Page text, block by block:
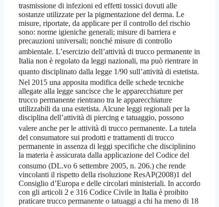
trasmissione di infezioni ed effetti tossici dovuti alle
sostanze utilizzate per la pigmentazione del derma. Le
misure, riportate, da applicare per il controllo del rischio
sono: norme igieniche generali; misure di barriera e
precauzioni universali; nonché misure di controllo
ambientale. L’esercizio dell’attività di trucco permanente in
Italia non è regolato da leggi nazionali, ma può rientrare in
quanto disciplinato dalla legge 1/90 sull’attività di estetista.
Nel 2015 una apposita modifica delle schede tecniche
allegate alla legge sancisce che le apparecchiature per
trucco permanente rientrano tra le apparecchiature
utilizzabili da una estetista. Alcune leggi regionali per la
disciplina dell’attività di piercing e tatuaggio, possono
valere anche per le attività di trucco permanente. La tutela
del consumatore sui prodotti e trattamenti di trucco
permanente in assenza di leggi specifiche che disciplinino
la materia è assicurata dalla applicazione del Codice del
consumo (DL.vo 6 settembre 2005, n. 206.) che rende
vincolanti il rispetto della risoluzione ResAP(2008)1 del
Consiglio d’Europa e delle circolari ministeriali. In accordo
con gli articoli 2 e 316 Codice Civile in Italia è proibito
praticare trucco permanente o tatuaggi a chi ha meno di 18